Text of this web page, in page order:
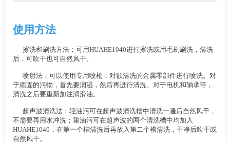
使用方法
擦洗和刷洗方法：可用HUAHE1040进行擦洗或用毛刷刷洗，清洗
后，可吹干也可自然风干。
喷射法：可以使用专用喷枪，对欲清洗的金属零部件进行喷洗。对
于顽固的污物，首先要润湿，然后再进行清洗。对于电机和轴承等，
清洗之后要重新加注润滑油。
超声波清洗法：轻油污可在超声波清洗槽中清洗一遍后自然风干，
不需要再用水冲洗；重油污可在超声波的两个清洗槽中均加入
HUAHE1040，在第一个槽清洗后再放入第二个槽清洗，干净后吹干或
自然风干。